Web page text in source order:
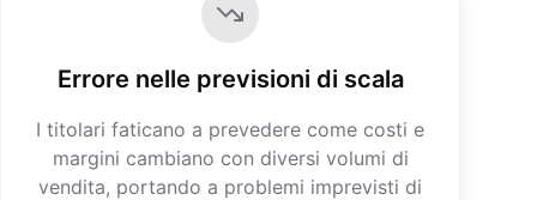
Errore nelle previsioni di scala
I titolari faticano a prevedere come costi e
margini cambiano con diversi volumi di
vendita, portando a problemi imprevisti di